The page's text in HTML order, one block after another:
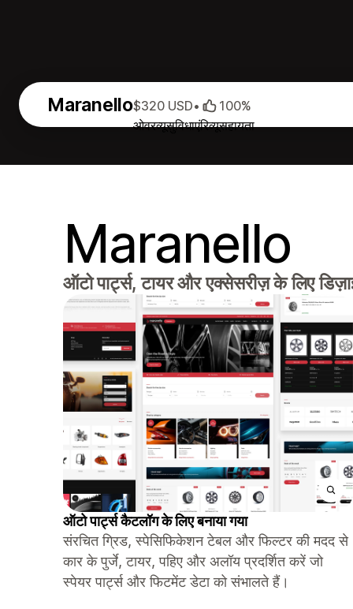
Maranello
ओवरव्यूसुविधाएंरिव्यूसहायता
$320 USD• 100%
Maranello
ऑटो पार्ट्स, टायर और एक्सेसरीज़ के लिए
ऑटो पार्ट्स कैटलॉग के लिए बनाया गया
संरचित ग्रिड, स्पेसिफिकेशन टेबल और फिल्टर की मदद से
कार के पुर्जे, टायर, पहिए और अलॉय प्रदर्शित करें जो
स्पेयर पार्ट्स और फिटमेंट डेटा को संभालते हैं।